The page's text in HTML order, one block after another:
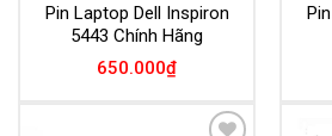
Pin Laptop Dell Inspiron
5443 Chính Hãng
650.000₫